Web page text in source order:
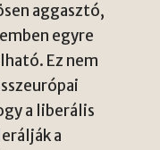
aggasztó,
egyre
Ez nem
a liberális
a